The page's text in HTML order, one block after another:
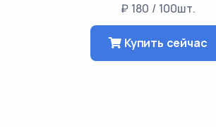
₽ 180 / 100шт.
Купить сейчас